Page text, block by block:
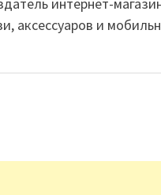
аксессуаров и